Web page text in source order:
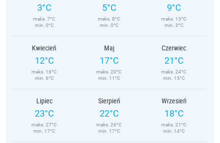
3°C
maks. 7°C
min. 0°C
5°C
maks. 8°C
min. 0°C
9°C
maks. 13°C
min. 3°C
Kwiecień
12°C
maks. 16°C
min. 6°C
Maj
17°C
maks. 20°C
min. 11°C
Czerwiec
21°C
maks. 24°C
min. 15°C
Lipiec
23°C
maks. 27°C
min. 17°C
Sierpień
22°C
maks. 26°C
min. 17°C
Wrzesień
18°C
maks. 21°C
min. 14°C